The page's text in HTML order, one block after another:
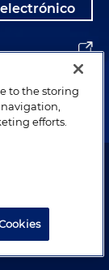
LLP. Todos los
to the storing
efforts.